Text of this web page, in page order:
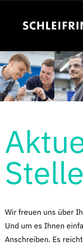
Wir freuen uns über
Und um es Ihnen
Anschreiben. Es